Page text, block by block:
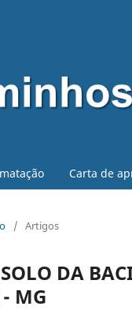
Carta de
/ Artigos
DA
MG